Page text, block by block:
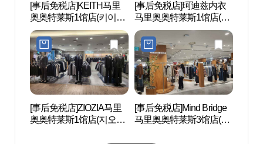
[事后免税店]KEITH马里
奥奥特莱斯1馆店(키이스
마리오아울렛 1관점)
[事后免税店]珂迪兹内衣
马里奥奥特莱斯1馆店(코
데즈컴바인이너웨어 마
리오아울렛 1관점)
[事后免税店]ZIOZIA马里
奥奥特莱斯1馆店(지오지
[事后免税店]Mind Bridge
马里奥奥特莱斯3馆店(마